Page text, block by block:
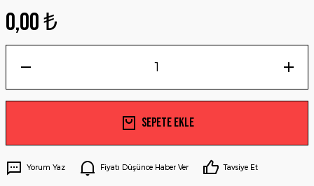
0,00 ₺
Sepete Ekle
Yorum Yaz Fiyatı Düşünce Haber Ver Tavsiye Et